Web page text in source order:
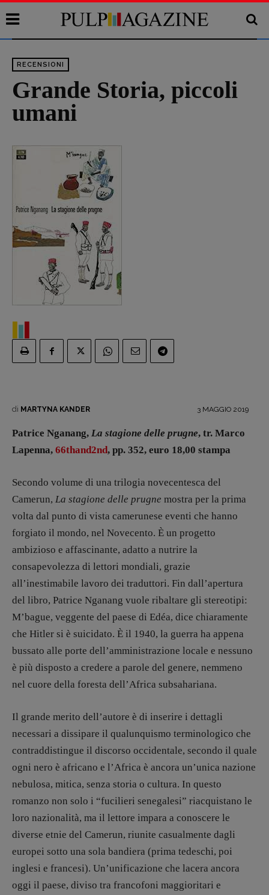
Recensioni
Primo Piano
Interviste
RUBRICHE
Archeologie del
Fumetti
Libro & Film
DOSSIER
12 dicembre
Editoria
Intelligenza Artificiale
Maestri sommersi
Pasolini 1922-2022
Psichedelia
Scienza
Stranimondi
Tornare a Ballard
Valerio Evangelisti
Vampirismi
Zong!
DIRETTRICE RESPONSABILE
Walter Catalano,Giuseppe Costigliola
Anna da Re,Roberto Derobertis,Elio
Grasso, Fabio Malagnini,Valentina
Marcoli
Elisabetta Michielin Nicole
CONTATTI
Case editrici e coordinamento
recensioni :
Coordinamento Primo Piano
Elisabetta Michielin
RECENSIONI
Grande Storia, piccoli
umani
di MARTYNA KANDER 3 MAGGIO 2019
Patrice Nganang, La stagione delle prugne, tr. Marco
Lapenna, 66thand2nd, pp. 352, euro 18,00 stampa
Secondo volume di una trilogia novecentesca del
Camerun, La stagione delle prugne mostra per la prima
volta dal punto di vista camerunese eventi che hanno
forgiato il mondo, nel Novecento. È un progetto
ambizioso e affascinante, adatto a nutrire la
consapevolezza di lettori mondiali, grazie
all’inestimabile lavoro dei traduttori. Fin dall’apertura
del libro, Patrice Nganang vuole ribaltare gli stereotipi:
M’bague, veggente del paese di Edéa, dice chiaramente
che Hitler si è suicidato. È il 1940, la guerra ha appena
bussato alle porte dell’amministrazione locale e nessuno
è più disposto a credere a parole del genere, nemmeno
nel cuore della foresta dell’Africa subsahariana.
Il grande merito dell’autore è di inserire i dettagli
necessari a dissipare il qualunquismo terminologico che
contraddistingue il discorso occidentale, secondo il quale
ogni nero è africano e l’Africa è ancora un’unica nazione
nebulosa, mitica, senza storia o cultura. In questo
romanzo non solo i “fucilieri senegalesi” riacquistano le
loro nazionalità, ma il lettore impara a conoscere le
diverse etnie del Camerun, riunite casualmente dagli
europei sotto una sola bandiera (prima tedeschi, poi
inglesi e francesi). Un’unificazione che lacera ancora
oggi il paese, diviso tra francofoni maggioritari e